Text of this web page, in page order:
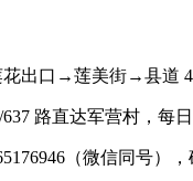
出口→莲美街→县道
路直达军营村，每
（微信同号）